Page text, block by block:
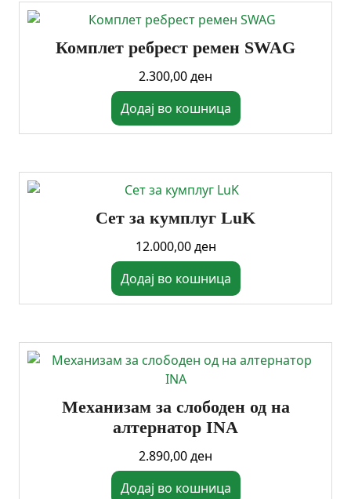
Комплет ребрест ремен SWAG
2.300,00ден
Додај во кошница
Сет за кумплуг LuK
12.000,00ден
Додај во кошница
Механизам за слободен од на
алтернатор INA
2.890,00ден
Додај во кошница